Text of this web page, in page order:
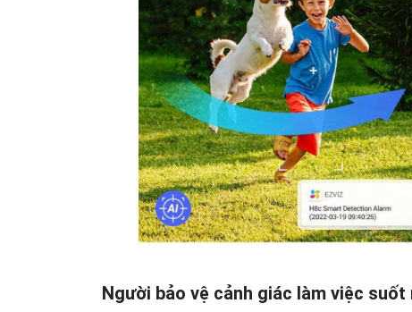
Người bảo vệ cảnh giác làm việc suốt